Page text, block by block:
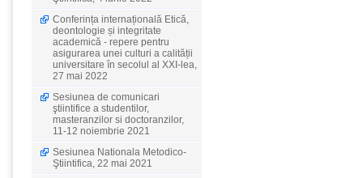
Conferința internațională Etică,
deontologie și integritate
academică - repere pentru
asigurarea unei culturi a calității
universitare în secolul al XXI-lea,
27 mai 2022
Sesiunea de comunicari
ştiintifice a studentilor,
masteranzilor si doctoranzilor,
11-12 noiembrie 2021
Sesiunea Nationala Metodico-
Ştiintifica, 22 mai 2021